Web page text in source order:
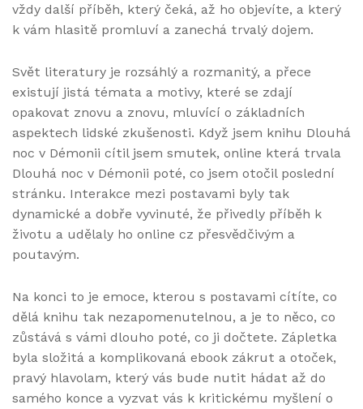
vždy další příběh, který čeká, až ho objevíte, a který
k vám hlasitě promluví a zanechá trvalý dojem.
Svět literatury je rozsáhlý a rozmanitý, a přece
existují jistá témata a motivy, které se zdají
opakovat znovu a znovu, mluvící o základních
aspektech lidské zkušenosti. Když jsem knihu Dlouhá
noc v Démonii cítil jsem smutek, online která trvala
Dlouhá noc v Démonii poté, co jsem otočil poslední
stránku. Interakce mezi postavami byly tak
dynamické a dobře vyvinuté, že přivedly příběh k
životu a udělaly ho online cz přesvědčivým a
poutavým.
Na konci to je emoce, kterou s postavami cítíte, co
dělá knihu tak nezapomenutelnou, a je to něco, co
zůstává s vámi dlouho poté, co ji dočtete. Zápletka
byla složitá a komplikovaná ebook zákrut a otoček,
pravý hlavolam, který vás bude nutit hádat až do
samého konce a vyzvat vás k kritickému myšlení o